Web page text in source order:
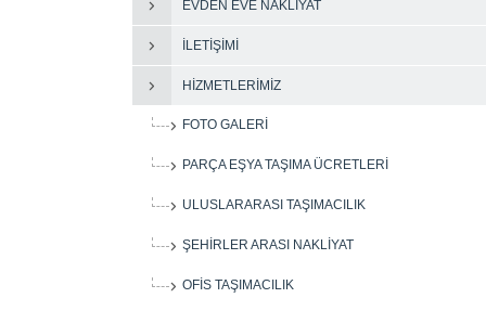
EVDEN EVE NAKLIYAT
İLETIŞIMI
HIZMETLERIMIZ
FOTO GALERI
PARÇA EŞYA TAŞIMA ÜCRETLERI
ULUSLARARASI TAŞIMACILIK
ŞEHIRLER ARASI NAKLIYAT
OFIS TAŞIMACILIK